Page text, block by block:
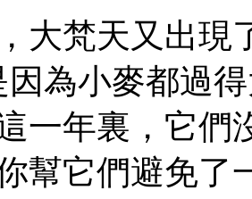
梵天又出現
因為小麥都過
一年裏，它們
幫它們避免